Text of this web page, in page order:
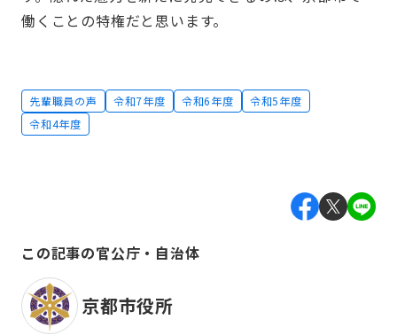
働くことの特権だと思います。
先輩職員の声 令和7年度 令和6年度
令和5年度
令和4年度
この記事の官公庁・自治体
京都市役所